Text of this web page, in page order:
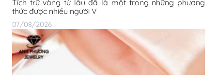
Tích trữ vàng từ lâu đã là một trong những phương
thức được nhiều người V
07/08/2026